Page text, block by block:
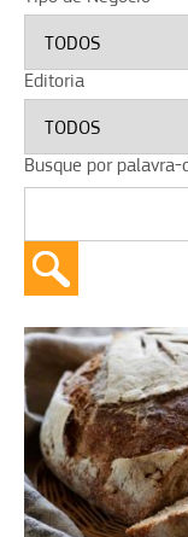
Editoria
Busque por palavra-